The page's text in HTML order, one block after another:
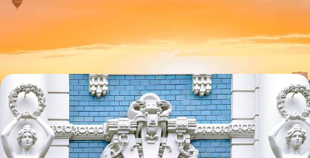
tendances du Nord qui bouge
De Vilnius à Tallinn - Road-trip à travers les Pays
Baltes
Aller en liberté de capitale en capitale et découvrir au passage
Klaipeda, Cesis et Tartu